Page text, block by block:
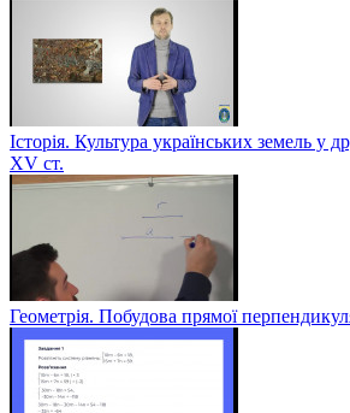
Історія. Культура українських земель у
XV ст.
Геометрія. Побудова прямої